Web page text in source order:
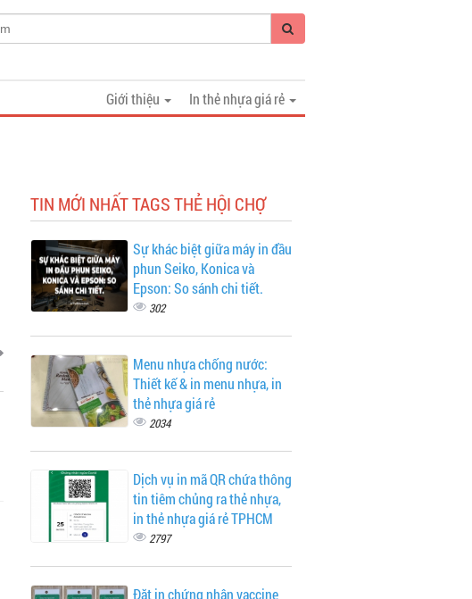
In thẻ nhựa giá rẻ
Giới thiệu
TIN MỚI NHẤT TAGS THẺ HỘI CHỢ
Sự khác biệt giữa máy in đầu
phun Seiko, Konica và
Epson: So sánh chi tiết.
302
Menu nhựa chống nước:
Thiết kế & in menu nhựa, in
thẻ nhựa giá rẻ
2034
Dịch vụ in mã QR chứa thông
tin tiêm chủng ra thẻ nhựa,
in thẻ nhựa giá rẻ TPHCM
2797
Đặt in chứng nhận vaccine